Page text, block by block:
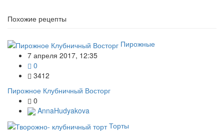
Похожие рецепты
Пирожные
7 апреля 2017, 12:35
0
3412
Пирожное Клубничный Восторг
0
AnnaHudyakova
Торты